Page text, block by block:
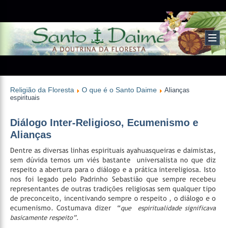
Religião da Floresta O que é o Santo Daime
Alianças
espirituais
Diálogo Inter-Religioso, Ecumenismo e
Alianças
Dentre as diversas linhas espirituais ayahuasqueiras e daimistas,
sem dúvida temos um viés bastante universalista no que diz
respeito a abertura para o diálogo e a prática intereligiosa. Isto
nos foi legado pelo Padrinho Sebastião que sempre recebeu
representantes de outras tradições religiosas sem qualquer tipo
de preconceito, incentivando sempre o respeito , o diálogo e o
ecumenismo. Costumava dizer “que espiritualidade significava
basicamente respeito”.